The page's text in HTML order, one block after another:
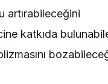
artırabileceğini
katkıda